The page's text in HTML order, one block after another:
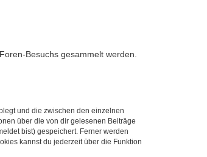
Besuchs gesammelt werden.
und die zwischen den einzelnen
über die von dir gelesenen Beiträge
bist) gespeichert. Ferner werden
kannst du jederzeit über die Funktion